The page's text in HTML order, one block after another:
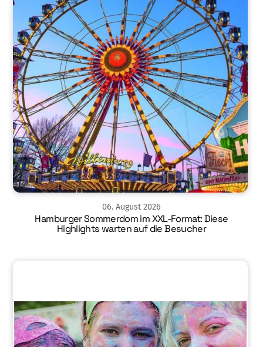
06. August 2026
Hamburger Sommerdom im XXL-Format: Diese
Highlights warten auf die Besucher